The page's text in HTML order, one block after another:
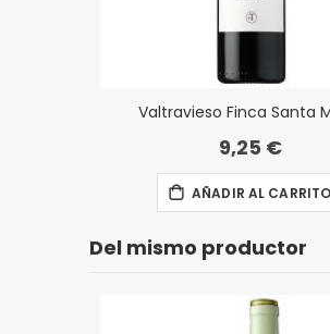
Valtravieso Finca Santa
9,25 €
AÑADIR AL CARRITO
Del mismo productor